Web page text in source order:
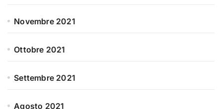
Novembre 2021
Ottobre 2021
Settembre 2021
Agosto 2021